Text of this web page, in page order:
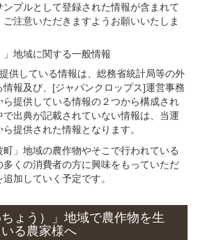
プルとして登録された情報が含まれて
注意いただきますようお願いいたしま
地域に関する一般情報
供している情報は、総務省統計局等の外
報及び、[ジャパンクロップス]運営事務
ら提供している情報の２つから構成され
出典が記載されていない情報は、当運
提供された情報となります。
」地域の農作物やそこで行われている
くの消費者の方に興味をもっていただ
加していく予定です。
ちょう）」地域で農作物を生
る農家様へ